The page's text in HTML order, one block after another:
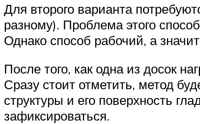
Для второго варианта
разному). Проблема этого
Однако способ рабочий, а
После того, как одна из досок
Сразу стоит отметить, метод
структуры и его поверхность
зафиксироваться.